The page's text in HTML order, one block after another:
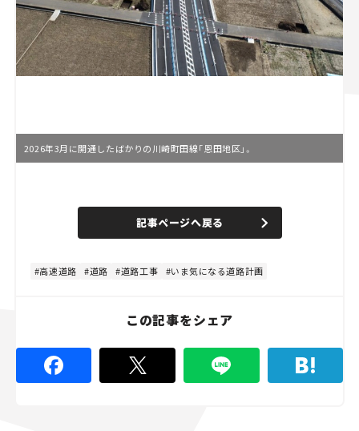
2026年3月に開通したばかりの川崎町田線「恩田地区」。
n
e
d
8
%
記事ページへ戻る
高速道路 道路 道路工事 いま気になる道路計画
この記事をシェア